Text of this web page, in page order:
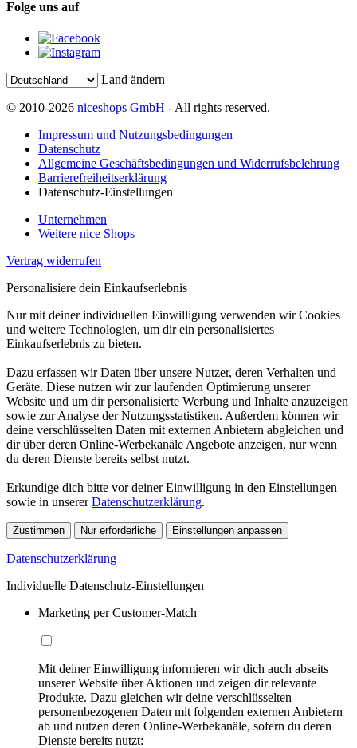
Folge uns auf
Land ändern
© 2010-2026 niceshops GmbH - All rights reserved.
Impressum und Nutzungsbedingungen
Datenschutz
Allgemeine Geschäftsbedingungen und Widerrufsbelehrung
Barrierefreiheitserklärung
Datenschutz-Einstellungen
Unternehmen
Weitere nice Shops
Vertrag widerrufen
Personalisiere dein Einkaufserlebnis
Nur mit deiner individuellen Einwilligung verwenden wir Cookies
und weitere Technologien, um dir ein personalisiertes
Einkaufserlebnis zu bieten.
Dazu erfassen wir Daten über unsere Nutzer, deren Verhalten und
Geräte. Diese nutzen wir zur laufenden Optimierung unserer
Website und um dir personalisierte Werbung und Inhalte anzuzeigen
sowie zur Analyse der Nutzungsstatistiken. Außerdem können wir
deine verschlüsselten Daten mit externen Anbietern abgleichen und
dir über deren Online-Werbekanäle Angebote anzeigen, nur wenn
du deren Dienste bereits selbst nutzt.
Erkundige dich bitte vor deiner Einwilligung in den Einstellungen
sowie in unsererDatenschutzerklärung.
Zustimmen Nur erforderliche Einstellungen anpassen
Datenschutzerklärung
Individuelle Datenschutz-Einstellungen
Marketing per Customer-Match
Mit deiner Einwilligung informieren wir dich auch abseits
unserer Website über Aktionen und zeigen dir relevante
Produkte. Dazu gleichen wir deine verschlüsselten
personenbezogenen Daten mit folgenden externen Anbietern
ab und nutzen deren Online-Werbekanäle, sofern du deren
Dienste bereits nutzt: